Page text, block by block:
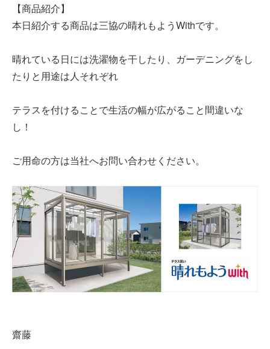
シロアリ/リフォーム
【商品紹介】
本日紹介する商品は三協の晴れもようWithです。
晴れている日には洗濯物を干したり、ガーデニングをし
たりと用途は人それぞれ
テラスを付けることで生活の幅が広がること間違いな
し！
ご用命の方は当社へお問い合わせください。
齋藤